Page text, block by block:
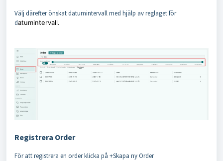
Välj därefter önskat datumintervall med hjälp av reglaget för
datumintervall.
Registrera Order
För att registrera en order klicka på +Skapa ny Order